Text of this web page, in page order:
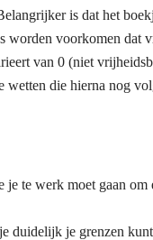
is dat het
worden voorkomen
van 0 (niet
die hierna nog
te werk moet gaan om
duidelijk je grenzen